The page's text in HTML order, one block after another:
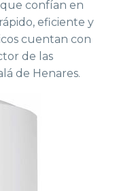
confían en
eficiente y
cuentan con
de las
de Henares.